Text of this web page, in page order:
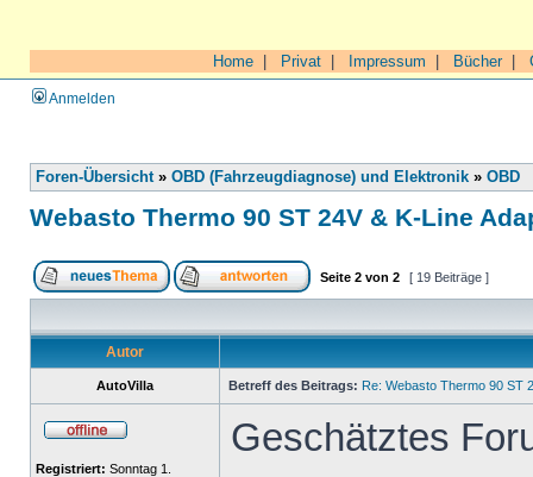
Home Privat Impressum Bücher|
Anmelden
Foren-Übersicht» OBD (Fahrzeugdiagnose) und Elektronik » OBD
Webasto Thermo 90 ST 24V & K-Line
Seite 2 von 2 [ 19 Beiträge ]
Autor
AutoVilla Betreff des Beitrags: Re: Webasto Thermo 90 ST
Registriert: Sonntag 1.
Geschätztes